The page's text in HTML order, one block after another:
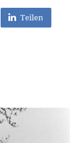
Teilen